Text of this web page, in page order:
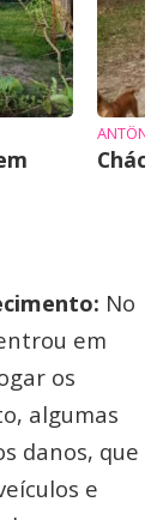
ANTÔNIO
No
em
os
algumas
danos, que
e